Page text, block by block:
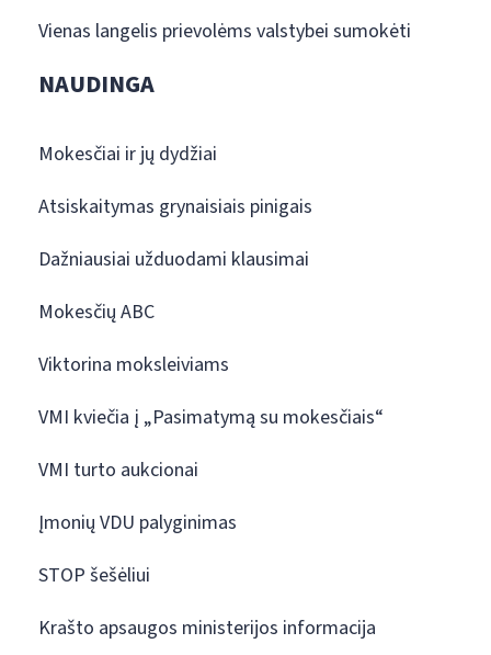
Vienas langelis prievolėms valstybei sumokėti
NAUDINGA
Mokesčiai ir jų dydžiai
Atsiskaitymas grynaisiais pinigais
Dažniausiai užduodami klausimai
Mokesčių ABC
Viktorina moksleiviams
VMI kviečia į „Pasimatymą su mokesčiais“
VMI turto aukcionai
Įmonių VDU palyginimas
STOP šešėliui
Krašto apsaugos ministerijos informacija